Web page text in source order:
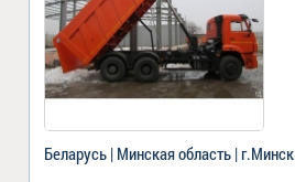
Беларусь | Минская область | г.Минск